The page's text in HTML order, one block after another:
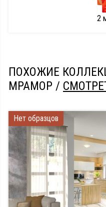
2
ПОХОЖИЕ
МРАМОР /
Нет образцов